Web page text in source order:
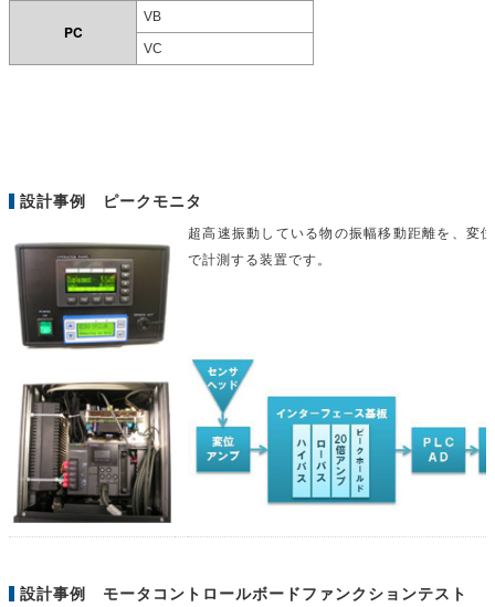
PC
VB
VC
設計事例 ピークモニタ
超高速振動している物の振幅移動距離を、変
で計測する装置です。
設計事例 モータコントロールボードファンクションテスト